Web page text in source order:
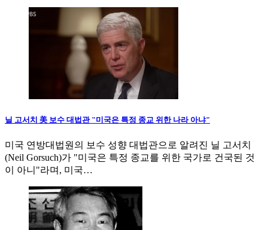
닐 고서치 美 보수 대법관 "미국은 특정 종교 위한 나라 아냐"
미국 연방대법원의 보수 성향 대법관으로 알려진 닐 고서치
(Neil Gorsuch)가 "미국은 특정 종교를 위한 국가로 건국된 것
이 아니"라며, 미국…